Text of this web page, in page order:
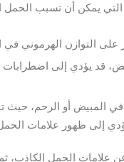
يمكن أن تسبب الحمل
على التوازن الهرموني
قد يؤدي إلى اضطرابات
في المبيض أو الرحم، حيث
إلى ظهور علامات
علامات الحمل